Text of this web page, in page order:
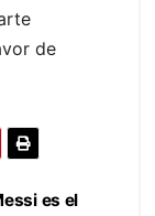
de
es el